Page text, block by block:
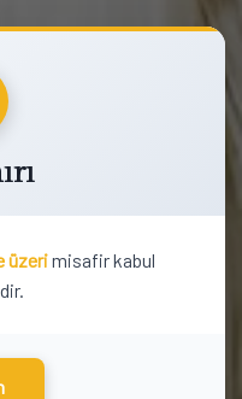
üzerimisafir kabul